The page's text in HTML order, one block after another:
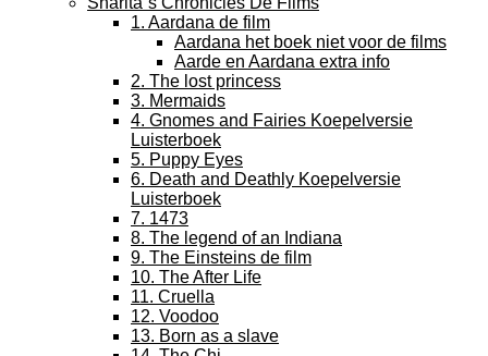
1. Aardana de film
Aardana het boek niet voor de films
Aarde en Aardana extra info
2. The lost princess
3. Mermaids
4. Gnomes and Fairies Koepelversie
Luisterboek
5. Puppy Eyes
6. Death and Deathly Koepelversie
Luisterboek
7. 1473
8. The legend of an Indiana
9. The Einsteins de film
10. The After Life
11. Cruella
12. Voodoo
13. Born as a slave